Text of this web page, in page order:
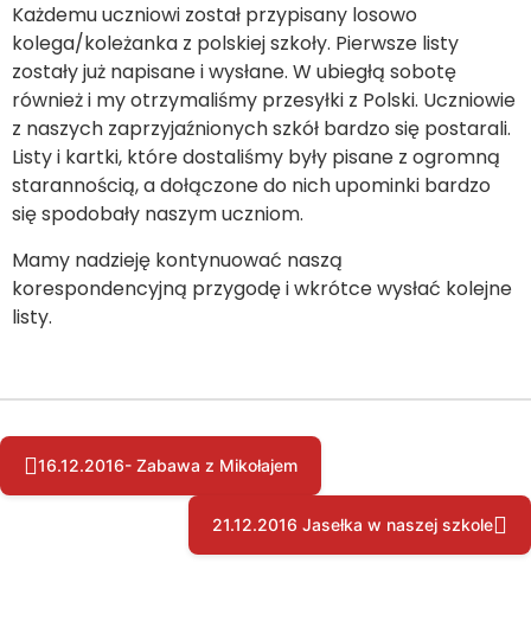
Każdemu uczniowi został przypisany losowo
kolega/koleżanka z polskiej szkoły. Pierwsze listy
zostały już napisane i wysłane. W ubiegłą sobotę
również i my otrzymaliśmy przesyłki z Polski. Uczniowie
z naszych zaprzyjaźnionych szkół bardzo się postarali.
Listy i kartki, które dostaliśmy były pisane z ogromną
starannością, a dołączone do nich upominki bardzo
się spodobały naszym uczniom.
Mamy nadzieję kontynuować naszą
korespondencyjną przygodę i wkrótce wysłać kolejne
listy.
16.12.2016- Zabawa z Mikołajem
21.12.2016 Jasełka w naszej szkole